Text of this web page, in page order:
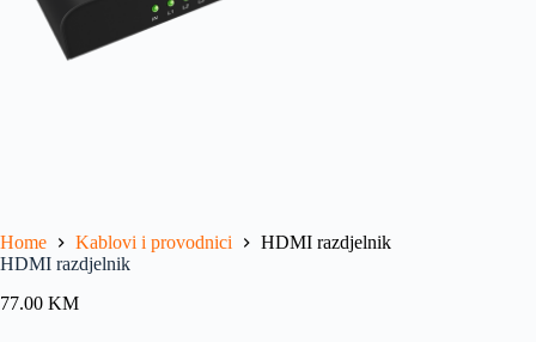
Home Kablovi i provodnici
HDMI razdjelnik
HDMI razdjelnik
77.00 KM